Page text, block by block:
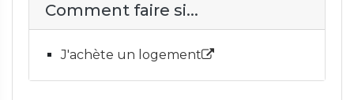
Comment faire si...
J'achète un logement